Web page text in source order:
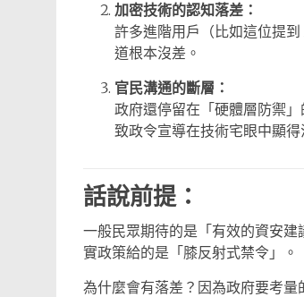
加密技術的認知落差：
許多進階用戶（比如這位提
道根本沒差。
官民溝通的斷層：
政府還停留在「硬體層防禦
致政令宣導在技術宅眼中顯得
話說前提：
一般民眾期待的是「有效的資安
實政策給的是「膝反射式禁令」。
為什麼會有落差？因為政府要考